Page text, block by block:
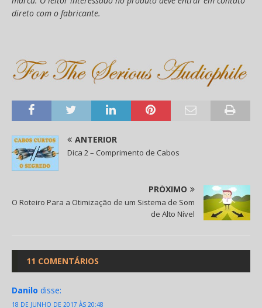
direto com o fabricante.
ANTERIOR
Dica 2 – Comprimento de Cabos
PRÓXIMO
O Roteiro Para a Otimização de um Sistema de Som
de Alto Nível
11 COMENTÁRIOS
Danilo disse:
18 DE JUNHO DE 2017 ÀS 20:48